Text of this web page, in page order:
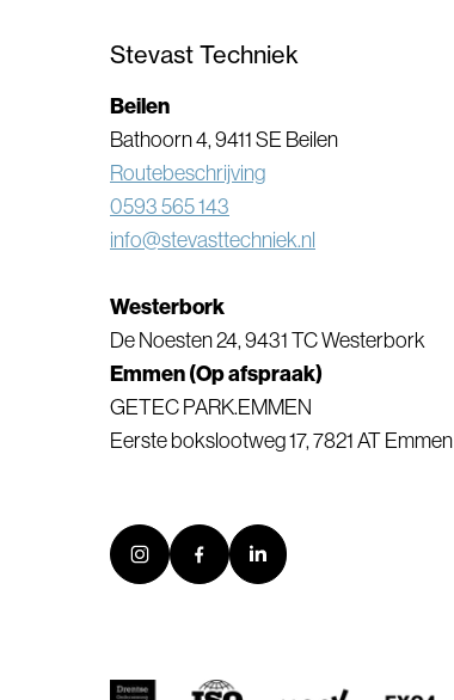
Stevast Techniek
Beilen
Bathoorn 4, 9411 SE Beilen
Routebeschrijving
0593 565 143
info@stevasttechniek.nl
Westerbork
De Noesten 24, 9431 TC Westerbork
Emmen (Op afspraak)
GETEC PARK.EMMEN
Eerste bokslootweg 17, 7821 AT Emmen